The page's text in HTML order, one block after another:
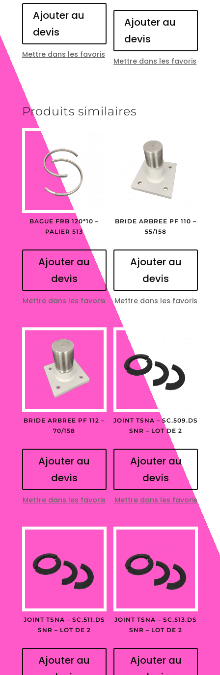
Ajouter au
devis
Mettre dans les favoris
Ajouter au
devis
Mettre dans les favoris
Produits similaires
BAGUE FRB 120*10 –
PALIER 513
Ajouter au
devis
Mettre dans les favoris
BRIDE ARBREE PF 110 –
55/158
Ajouter au
devis
Mettre dans les favoris
BRIDE ARBREE PF 112 –
70/158
Ajouter au
devis
Mettre dans les favoris
JOINT TSNA – SC.509.DS
SNR – LOT DE 2
Ajouter au
devis
Mettre dans les favoris
JOINT TSNA – SC.511.DS
SNR – LOT DE 2
Ajouter au
JOINT TSNA – SC.513.DS
SNR – LOT DE 2
Ajouter au